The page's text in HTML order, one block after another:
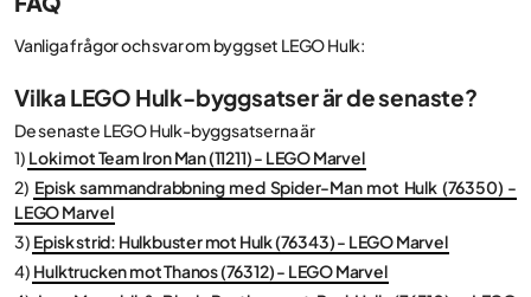
Vanliga frågor och svar om byggset LEGO Hulk:
Vilka LEGO Hulk-byggsatser är de senaste?
De senaste LEGO Hulk-byggsatserna är
1) Loki mot Team Iron Man (11211) - LEGO Marvel
2) Episk sammandrabbning med Spider-Man mot Hulk (76350) -
LEGO Marvel
3) Episk strid: Hulkbuster mot Hulk (76343) - LEGO Marvel
4) Hulktrucken mot Thanos (76312) - LEGO Marvel